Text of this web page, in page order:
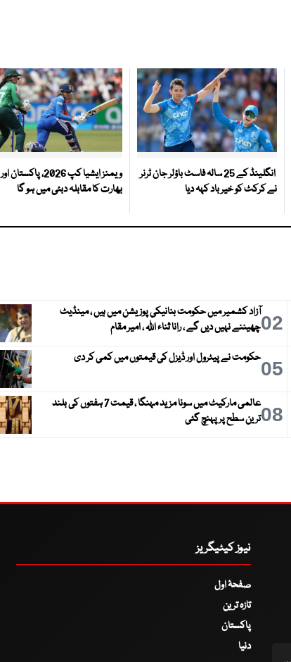
انگلینڈ کے 25 سالہ فاسٹ باؤلر جان ٹرنر
نے کرکٹ کو خیر باد کہہ دیا
ویمنز ایشیا کپ 2026، پاکستان اور
بھارت کا مقابلہ دبئی میں ہو گا
02آزاد کشمیر میں حکومت بنانیکی پوزیشن میں ہیں ، مینڈیٹ
چھیننے نہیں دیں گے ، رانا ثناء اللہ ، امیر مقام
05حکومت نے پیٹرول اور ڈیزل کی قیمتوں میں کمی کر دی
08
عالمی مارکیٹ میں سونا مزید مہنگا ، قیمت 7 ہفتوں کی بلند
ترین سطح پر پہنچ گئی
نیوز کیٹیگریز
صفحۂ اول
تازہ ترین
پاکستان
دنیا